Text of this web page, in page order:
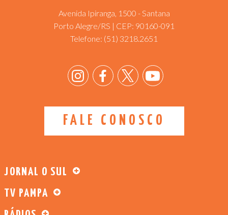
Avenida Ipiranga, 1500 - Santana
Porto Alegre/RS | CEP: 90160-091
Telefone: (51) 3218.2651
FALE CONOSCO
JORNAL O SUL
TV PAMPA